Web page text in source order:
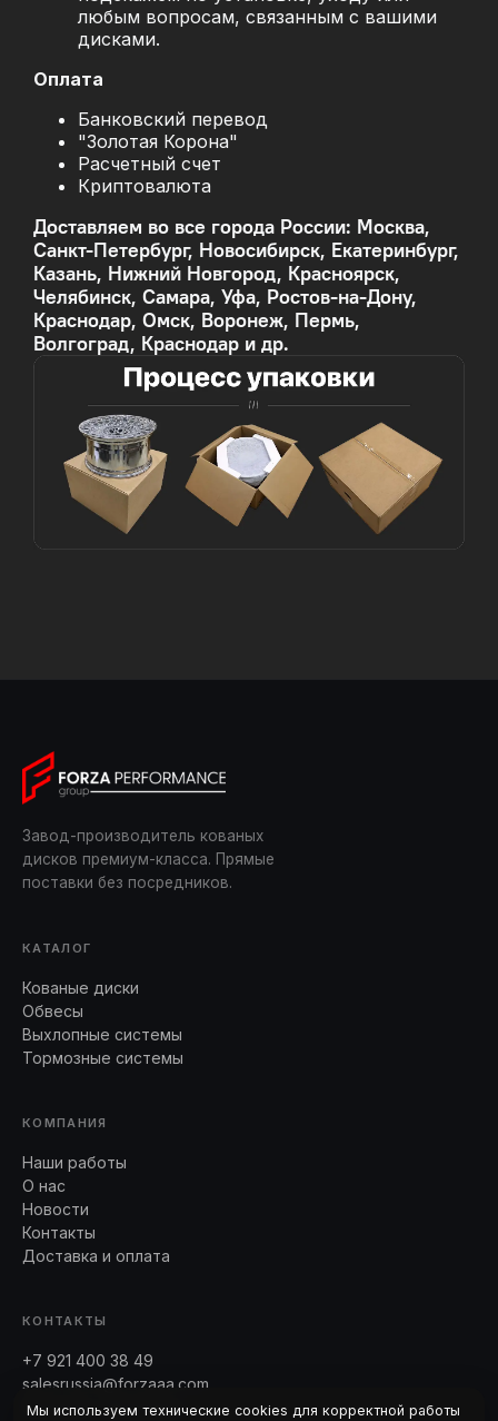
любым вопросам, связанным с вашими
дисками.
Оплата
Банковский перевод
"Золотая Корона"
Расчетный счет
Криптовалюта
Доставляем во все города России: Москва,
Санкт-Петербург, Новосибирск, Екатеринбург,
Казань, Нижний Новгород, Красноярск,
Челябинск, Самара, Уфа, Ростов-на-Дону,
Краснодар, Омск, Воронеж, Пермь,
Волгоград, Краснодар и др.
Завод-производитель кованых
дисков премиум-класса. Прямые
поставки без посредников.
КАТАЛОГ
Кованые диски
Обвесы
Выхлопные системы
Тормозные системы
КОМПАНИЯ
Наши работы
О нас
Новости
Контакты
Доставка и оплата
КОНТАКТЫ
+7 921 400 38 49
salesrussia@forzaaa.com
Telegram · WhatsApp
Мы используем технические cookies для корректной работы